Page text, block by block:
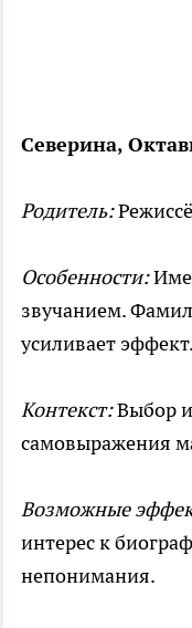
Северина,
Родитель:
Особенности:
звучанием.
усиливает эффект.
Контекст:Выбор
самовыражения
Возможные
интерес к
непонимания.